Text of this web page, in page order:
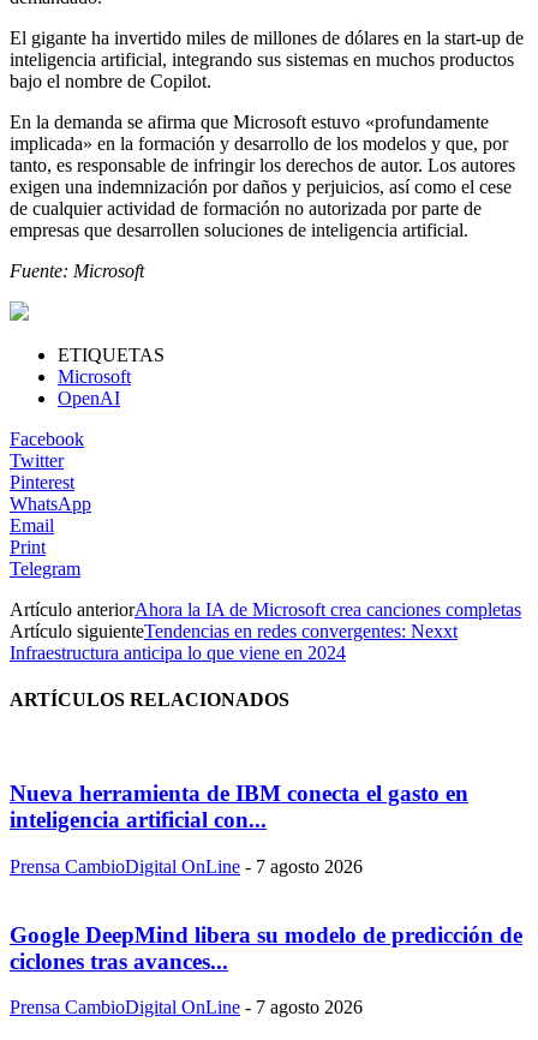
El gigante ha invertido miles de millones de dólares en la start-up de
inteligencia artificial, integrando sus sistemas en muchos productos
bajo el nombre de Copilot.
En la demanda se afirma que Microsoft estuvo «profundamente
implicada» en la formación y desarrollo de los modelos y que, por
tanto, es responsable de infringir los derechos de autor. Los autores
exigen una indemnización por daños y perjuicios, así como el cese
de cualquier actividad de formación no autorizada por parte de
empresas que desarrollen soluciones de inteligencia artificial.
Fuente: Microsoft
ETIQUETAS
Microsoft
OpenAI
Facebook
Twitter
Pinterest
WhatsApp
Email
Print
Telegram
Artículo anteriorAhora la IA de Microsoft crea canciones completas
Artículo siguienteTendencias en redes convergentes: Nexxt
Infraestructura anticipa lo que viene en 2024
ARTÍCULOS RELACIONADOS
Nueva herramienta de IBM conecta el gasto en
inteligencia artificial con...
Prensa CambioDigital OnLine - 7 agosto 2026
Google DeepMind libera su modelo de predicción de
ciclones tras avances...
Prensa CambioDigital OnLine - 7 agosto 2026